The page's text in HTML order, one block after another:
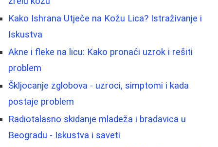
Kako Ishrana Utječe na Kožu Lica? Istraživanje i
Iskustva
Akne i fleke na licu: Kako pronaći uzrok i rešiti
problem
Škljocanje zglobova - uzroci, simptomi i kada
postaje problem
Radiotalasno skidanje mladeža i bradavica u
Beogradu - Iskustva i saveti